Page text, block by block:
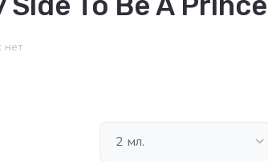
нет